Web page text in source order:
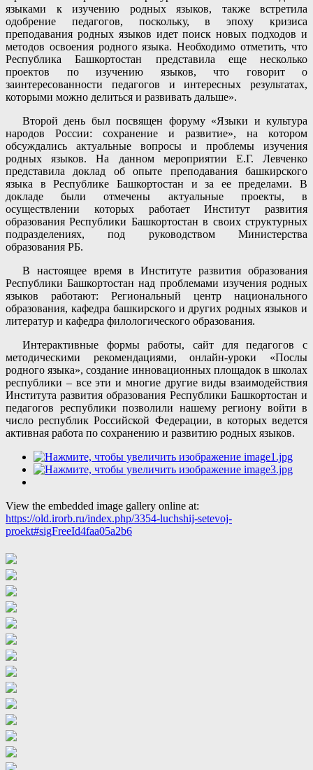
языками к изучению родных языков, также встретила
одобрение педагогов, поскольку, в эпоху кризиса
преподавания родных языков идет поиск новых подходов и
методов освоения родного языка. Необходимо отметить, что
Республика Башкортостан представила еще несколько
проектов по изучению языков, что говорит о
заинтересованности педагогов и интересных результатах,
которыми можно делиться и развивать дальше».
Второй день был посвящен форуму «Языки и культура
народов России: сохранение и развитие», на котором
обсуждались актуальные вопросы и проблемы изучения
родных языков. На данном мероприятии Е.Г. Левченко
представила доклад об опыте преподавания башкирского
языка в Республике Башкортостан и за ее пределами. В
докладе были отмечены актуальные проекты, в
осуществлении которых работает Институт развития
образования Республики Башкортостан в своих структурных
подразделениях, под руководством Министерства
образования РБ.
В настоящее время в Институте развития образования
Республики Башкортостан над проблемами изучения родных
языков работают: Региональный центр национального
образования, кафедра башкирского и других родных языков и
литератур и кафедра филологического образования.
Интерактивные формы работы, сайт для педагогов с
методическими рекомендациями, онлайн-уроки «Послы
родного языка», создание инновационных площадок в школах
республики – все эти и многие другие виды взаимодействия
Института развития образования Республики Башкортостан и
педагогов республики позволили нашему региону войти в
число республик Российской Федерации, в которых ведется
активная работа по сохранению и развитию родных языков.
View the embedded image gallery online at:
https://old.irorb.ru/index.php/3354-luchshij-setevoj-
proekt#sigFreeId4faa05a2b6